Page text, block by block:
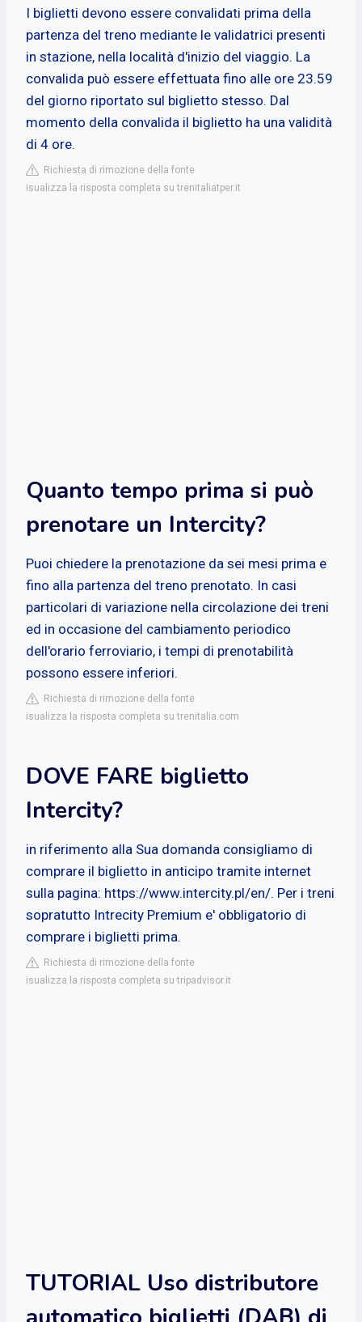
I biglietti devono essere convalidati prima della
partenza del treno mediante le validatrici presenti
in stazione, nella località d'inizio del viaggio. La
convalida può essere effettuata fino alle ore 23.59
del giorno riportato sul biglietto stesso. Dal
momento della convalida il biglietto ha una validità
di 4 ore.
Richiesta di rimozione della fonte
isualizza la risposta completa su trenitaliatper.it
Quanto tempo prima si può
prenotare un Intercity?
Puoi chiedere la prenotazione da sei mesi prima e
fino alla partenza del treno prenotato. In casi
particolari di variazione nella circolazione dei treni
ed in occasione del cambiamento periodico
dell'orario ferroviario, i tempi di prenotabilità
possono essere inferiori.
Richiesta di rimozione della fonte
isualizza la risposta completa su trenitalia.com
DOVE FARE biglietto
Intercity?
in riferimento alla Sua domanda consigliamo di
comprare il biglietto in anticipo tramite internet
sulla pagina: https://www.intercity.pl/en/. Per i treni
sopratutto Intrecity Premium e' obbligatorio di
comprare i biglietti prima.
Richiesta di rimozione della fonte
isualizza la risposta completa su tripadvisor.it
TUTORIAL Uso distributore